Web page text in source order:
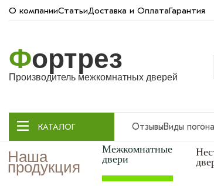
О компанииСтатьиДоставка и ОплатаГарантия
Фортрез
Производитель межкомнатных дверей
КАТАЛОГ ОтзывыВиды
Наша
продукция
Межкомнатные
двери